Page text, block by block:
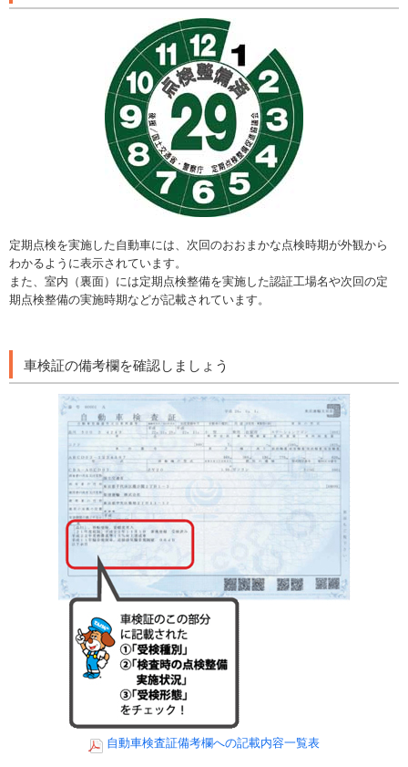
定期点検を実施した自動車には、次回のおおまかな点検時期が外観から
わかるように表示されています。
また、室内（裏面）には定期点検整備を実施した認証工場名や次回の定
期点検整備の実施時期などが記載されています。
車検証の備考欄を確認しましょう
自動車検査証備考欄への記載内容一覧表